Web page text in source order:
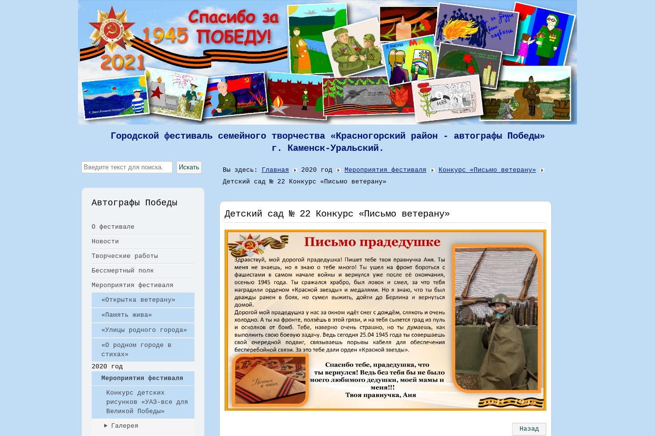
Городской фестиваль семейного творчества «Красногорский район - автографы Победы»
г. Каменск-Уральский.
Искать... Искать
Автографы Победы
О фестивале
Новости
Творческие работы
Бессмертный полк
Мероприятия фестиваля
«Открытка ветерану»
«Память жива»
«Улицы родного города»
«О родном городе в
стихах»
2020 год
Мероприятия фестиваля
Конкурс детских
рисунков «УАЗ-все для
Великой Победы»
Галерея
Вы здесь: Главная 2020 год Мероприятия фестиваля
Конкурс «Письмо ветерану»
Детский сад № 22 Конкурс «Письмо ветерану»
Детский сад № 22 Конкурс «Письмо ветерану»
Назад